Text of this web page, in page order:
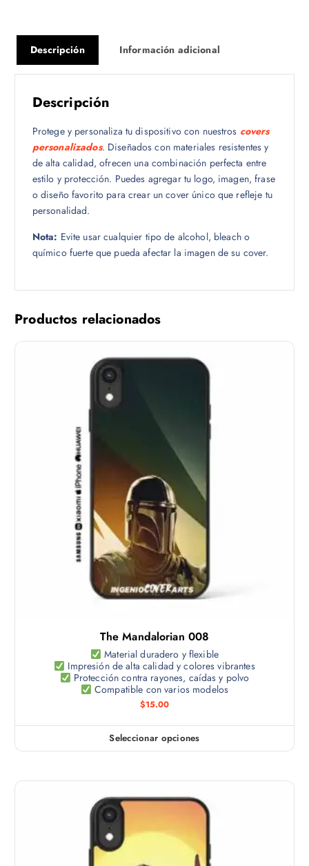
Descripción Información adicional
Descripción
Protege y personaliza tu dispositivo con nuestros covers
personalizados. Diseñados con materiales resistentes y
de alta calidad, ofrecen una combinación perfecta entre
estilo y protección. Puedes agregar tu logo, imagen, frase
o diseño favorito para crear un cover único que refleje tu
personalidad.
Nota: Evite usar cualquier tipo de alcohol, bleach o
químico fuerte que pueda afectar la imagen de su cover.
Productos relacionados
The Mandalorian 008
Material duradero y flexible
Impresión de alta calidad y colores vibrantes
Protección contra rayones, caídas y polvo
Compatible con varios modelos
$15.00
Seleccionar opciones
E